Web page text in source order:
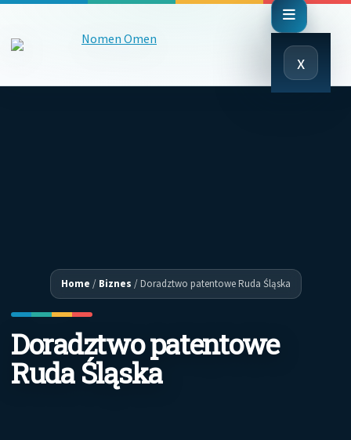
x
Close
Menu
Home / Biznes /Doradztwo patentowe Ruda Śląska
Doradztwo patentowe
Ruda Śląska